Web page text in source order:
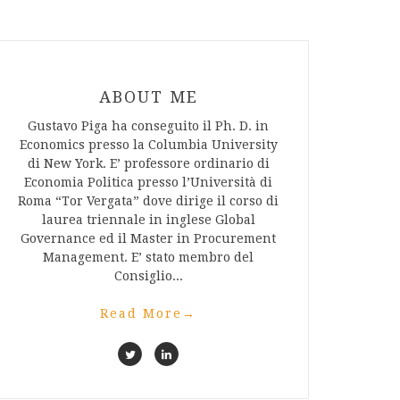
ABOUT ME
Gustavo Piga ha conseguito il Ph. D. in
Economics presso la Columbia University
di New York. E’ professore ordinario di
Economia Politica presso l’Università di
Roma “Tor Vergata” dove dirige il corso di
laurea triennale in inglese Global
Governance ed il Master in Procurement
Management. E’ stato membro del
Consiglio...
Read More →